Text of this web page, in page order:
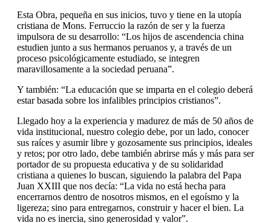
Esta Obra, pequeña en sus inicios, tuvo y tiene en la utopía
cristiana de Mons. Ferruccio la razón de ser y la fuerza
impulsora de su desarrollo: “Los hijos de ascendencia china
estudien junto a sus hermanos peruanos y, a través de un
proceso psicológicamente estudiado, se integren
maravillosamente a la sociedad peruana”.
Y también: “La educación que se imparta en el colegio deberá
estar basada sobre los infalibles principios cristianos”.
Llegado hoy a la experiencia y madurez de más de 50 años de
vida institucional, nuestro colegio debe, por un lado, conocer
sus raíces y asumir libre y gozosamente sus principios, ideales
y retos; por otro lado, debe también abrirse más y más para ser
portador de su propuesta educativa y de su solidaridad
cristiana a quienes lo buscan, siguiendo la palabra del Papa
Juan XXIII que nos decía: “La vida no está hecha para
encerrarnos dentro de nosotros mismos, en el egoísmo y la
ligereza; sino para entregarnos, construir y hacer el bien. La
vida no es inercia, sino generosidad y valor”.